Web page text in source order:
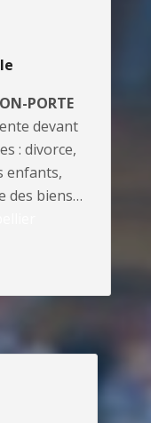
PORTE
devant
: divorce,
enfants,
des biens…